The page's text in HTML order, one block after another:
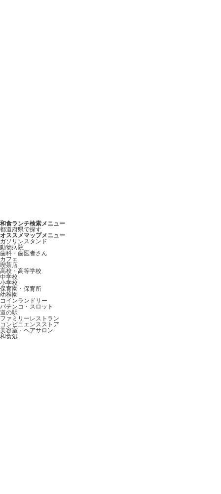
和食ランチ検索メニュー
都道府県で探す
オススメマップメニュー
ガソリンスタンド
動物病院
歯科・歯医者さん
カフェ
喫茶店
高校・高等学校
中学校
小学校
保育園・保育所
幼稚園
コインランドリー
パチンコ・スロット
道の駅
ファミリーレストラン
コンビニエンスストア
美容室・ヘアサロン
和食処